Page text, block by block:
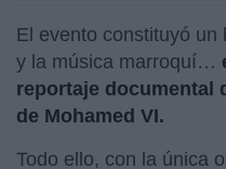
El evento constituyó
y la música marroquí…
reportaje documental
de Mohamed VI.
Todo ello, con la única